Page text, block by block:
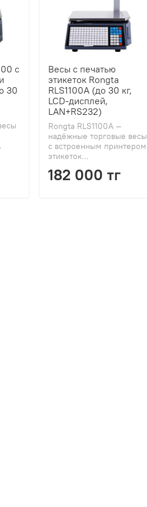
с
30
Весы с печатью
этикеток Rongta
RLS1100A (до 30 кг,
LCD-дисплей,
LAN+RS232)
Rongta RLS1100A —
надёжные торговые весы
с встроенным принтером
этикеток...
182 000 тг